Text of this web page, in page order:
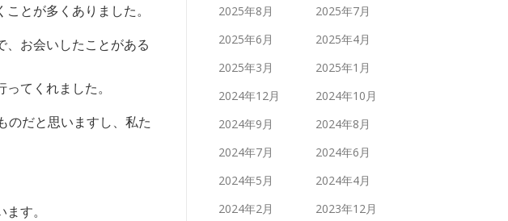
とが多くありました。
お会いしたことがある
てくれました。
のだと思いますし、私た
す。
2025年8月
2025年7月
2025年6月
2025年4月
2025年3月
2025年1月
2024年12月
2024年10月
2024年9月
2024年8月
2024年7月
2024年6月
2024年5月
2024年4月
2024年2月
2023年12月